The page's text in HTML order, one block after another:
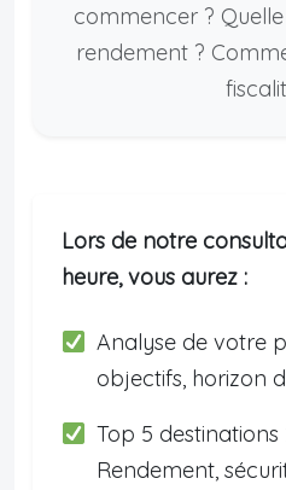
commencer ?
rendement ?
Lors de notre
heure, vous aurez :
Analyse de votre
objectifs, horizon
Top 5
Rendement,